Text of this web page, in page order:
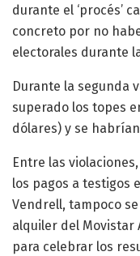
durante el ‘procés’
concreto por no
electorales durante
Durante la segunda
superado los topes
dólares) y se
Entre las
los pagos a testigos
Vendrell, tampoco
alquiler del Movistar
para celebrar los